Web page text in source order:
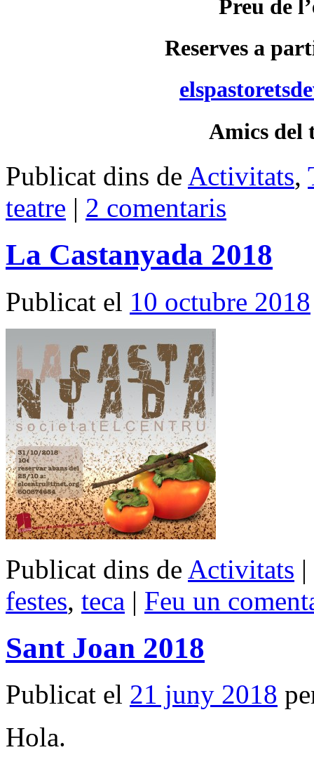
Preu de
Reserves a
Amics del
Publicat dins de Activitats,
teatre | 2 comentaris
La Castanyada 2018
Publicat el 10 octubre 2018
Publicat dins de Activitats |
festes, teca | Feu un
Sant Joan 2018
Publicat el 21 juny 2018
Hola.